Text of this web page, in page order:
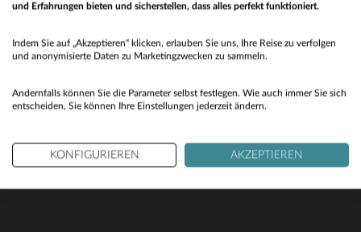
Unsere Berater stehen Ihnen gerne zur Verfügung
No
und Erfahrungen bieten und sicherstellen, dass alles perfekt funktioniert.
Indem Sie auf „Akzeptieren“ klicken, erlauben Sie uns, Ihre Reise zu verfolgen
und anonymisierte Daten zu Marketingzwecken zu sammeln.
Andernfalls können Sie die Parameter selbst festlegen. Wie auch immer Sie sich
entscheiden, Sie können Ihre Einstellungen jederzeit ändern.
KONFIGURIEREN AKZEPTIEREN